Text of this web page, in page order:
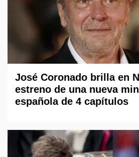
José Coronado brilla en
estreno de una nueva
española de 4 capítulos